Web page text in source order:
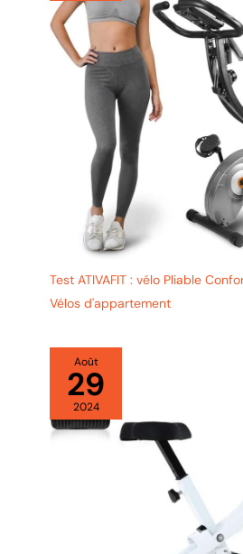
Test ATIVAFIT : vélo Pliable
Vélos d'appartement
Août
29
2024